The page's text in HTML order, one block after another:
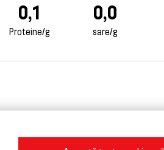
0,1
Proteine/g
0,0
sare/g